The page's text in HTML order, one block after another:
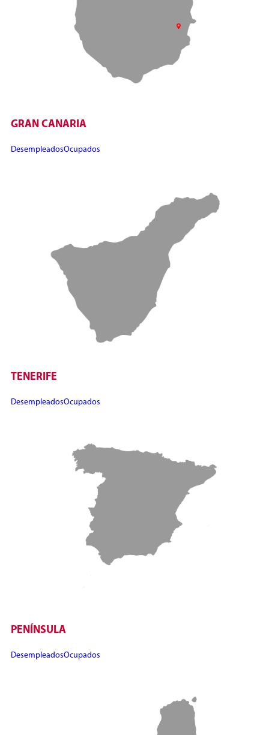
GRAN CANARIA
DesempleadosOcupados
TENERIFE
DesempleadosOcupados
PENÍNSULA
DesempleadosOcupados